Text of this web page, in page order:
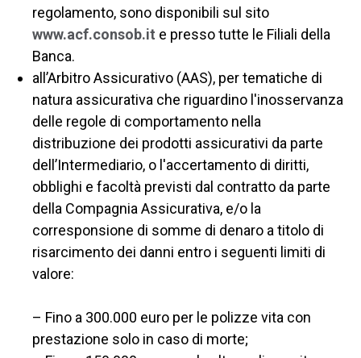
regolamento, sono disponibili sul sito
www.acf.consob.it e presso tutte le Filiali della
Banca.
all’Arbitro Assicurativo (AAS), per tematiche di
natura assicurativa che riguardino l'inosservanza
delle regole di comportamento nella
distribuzione dei prodotti assicurativi da parte
dell’Intermediario, o l'accertamento di diritti,
obblighi e facoltà previsti dal contratto da parte
della Compagnia Assicurativa, e/o la
corresponsione di somme di denaro a titolo di
risarcimento dei danni entro i seguenti limiti di
valore:
– Fino a 300.000 euro per le polizze vita con
prestazione solo in caso di morte;